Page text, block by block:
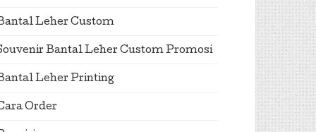
Leher Custom
Bantal Leher Custom Promosi
Leher Printing
Order